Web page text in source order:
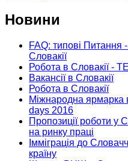
Новини
FAQ: типові Питання
Словакії
Робота в Словакії -
Вакансії в Словакії
Робота в Словакії
Міжнародна ярмарка
days 2016
Пропозиції роботи у
на ринку праці
Імміграція до
країну